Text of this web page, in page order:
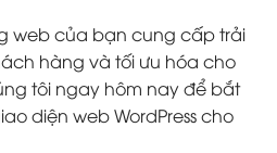
web của bạn cung cấp trải
hàng và tối ưu hóa cho
tôi ngay hôm nay để bắt
diện web WordPress cho